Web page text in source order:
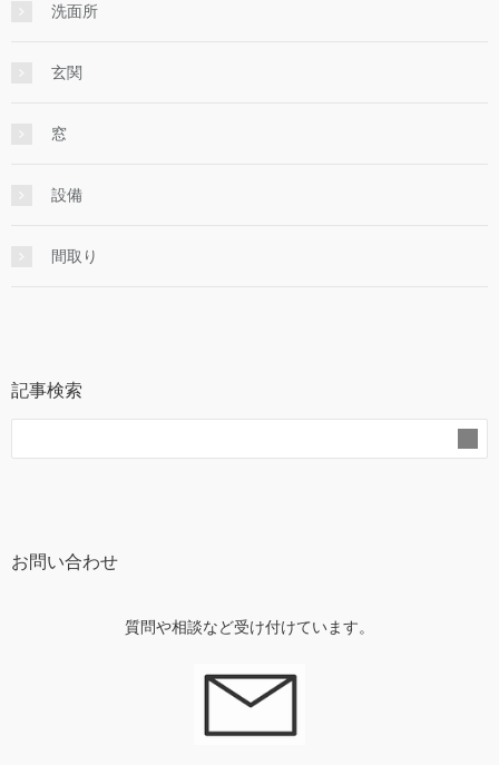
洗面所
玄関
窓
設備
間取り
記事検索
お問い合わせ
質問や相談など受け付けています。